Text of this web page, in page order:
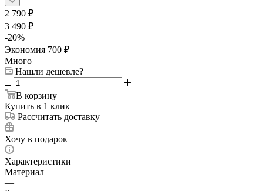
2 790 ₽
3 490 ₽
-20%
Экономия 700 ₽
Много
Нашли дешевле?
В корзину
Купить в 1 клик
Рассчитать доставку
Хочу в подарок
Характеристики
Материал
—